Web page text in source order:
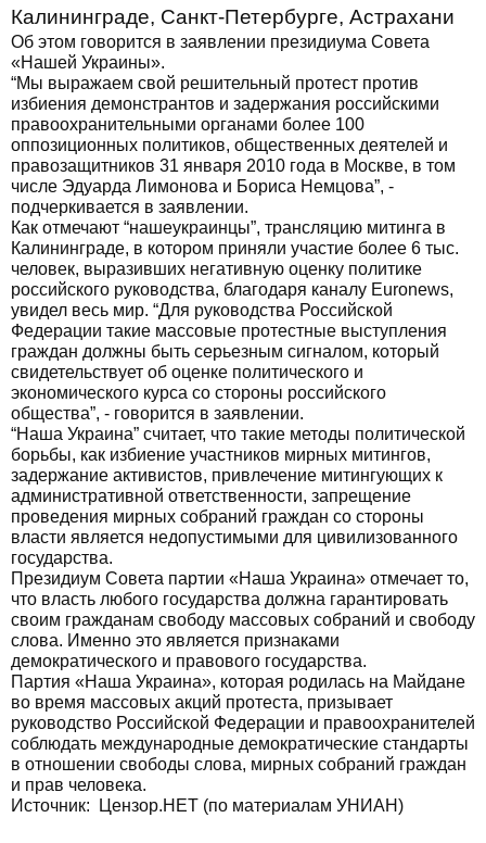
Калининграде, Санкт-Петербурге, Астрахани
Об этом говорится в заявлении президиума Совета
«Нашей Украины».
“Мы выражаем свой решительный протест против
избиения демонстрантов и задержания российскими
правоохранительными органами более 100
оппозиционных политиков, общественных деятелей и
правозащитников 31 января 2010 года в Москве, в том
числе Эдуарда Лимонова и Бориса Немцова”, -
подчеркивается в заявлении.
Как отмечают “нашеукраинцы”, трансляцию митинга в
Калининграде, в котором приняли участие более 6 тыс.
человек, выразивших негативную оценку политике
российского руководства, благодаря каналу Euronews,
увидел весь мир. “Для руководства Российской
Федерации такие массовые протестные выступления
граждан должны быть серьезным сигналом, который
свидетельствует об оценке политического и
экономического курса со стороны российского
общества”, - говорится в заявлении.
“Наша Украина” считает, что такие методы политической
борьбы, как избиение участников мирных митингов,
задержание активистов, привлечение митингующих к
административной ответственности, запрещение
проведения мирных собраний граждан со стороны
власти является недопустимыми для цивилизованного
государства.
Президиум Совета партии «Наша Украина» отмечает то,
что власть любого государства должна гарантировать
своим гражданам свободу массовых собраний и свободу
слова. Именно это является признаками
демократического и правового государства.
Партия «Наша Украина», которая родилась на Майдане
во время массовых акций протеста, призывает
руководство Российской Федерации и правоохранителей
соблюдать международные демократические стандарты
в отношении свободы слова, мирных собраний граждан
и прав человека.
Источник: Цензор.НЕТ (по материалам УНИАН)